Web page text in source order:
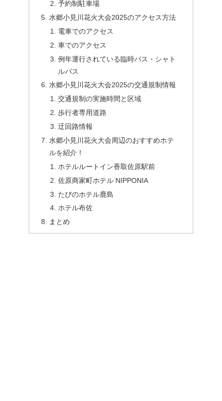
予約制駐車場
水郷小見川花火大会2025のアクセス方法
電車でのアクセス
車でのアクセス
例年運行されている臨時バス・シャト
ルバス
水郷小見川花火大会2025の交通規制情報
交通規制の実施時間と区域
歩行者専用道路
迂回路情報
水郷小見川花火大会周辺のおすすめホテ
ルを紹介！
ホテルルートイン香取佐原駅前
佐原商家町ホテル NIPPONIA
たびのホテル鹿島
ホテル布佐
まとめ